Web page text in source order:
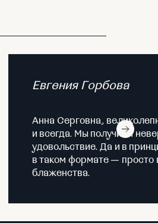
Евгения Горбова
Анна Серговна,
и всегда. Мы получили
удовольствие. Да и в
в таком формате — просто
блаженства.